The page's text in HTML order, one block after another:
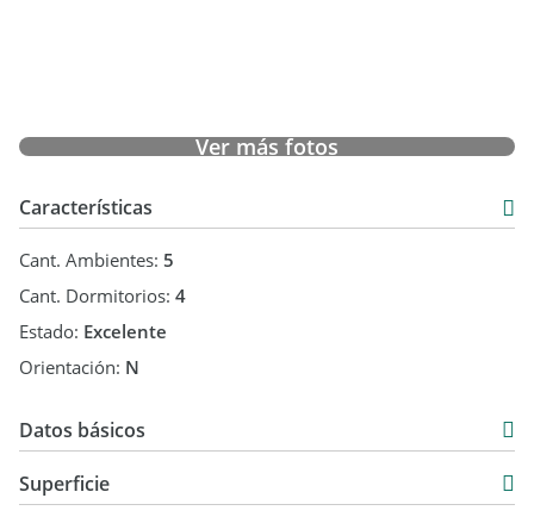
Ver más fotos
Características
Cant. Ambientes: 5
Cant. Dormitorios: 4
Estado: Excelente
Orientación: N
Datos básicos
Superficie